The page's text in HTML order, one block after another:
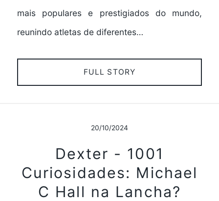
mais populares e prestigiados do mundo,
reunindo atletas de diferentes…
FULL STORY
20/10/2024
Dexter - 1001
Curiosidades: Michael
C Hall na Lancha?